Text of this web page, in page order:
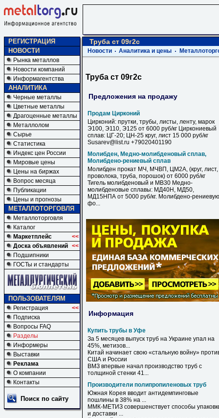
РЕГИСТРАЦИЯ
НОВОСТИ
Рынка металлов
Новости компаний
Информагентства
АНАЛИТИКА
Черные металлы
Цветные металлы
Драгоценные металлы
Металлолом
Сырье
Статистика
Индекс цен России
Мировые цены
Цены на биржах
Вопрос месяца
Публикации
Цены и прогнозы
МЕТАЛЛОТОРГОВЛЯ
Металлоторговля
Каталог
Маркетплейс
<<
Доска объявлений <<
Подшипники
ГОСТы и стандарты
ПОЛЬЗОВАТЕЛЯМ
Регистрация
<<
Подписка
Вопросы FAQ
Разделы
Информеры
Выставки
Реклама
О компании
Контакты
Поиск по сайту
Труба ст 09г2с
Новости Аналитика и цены
Труба ст 09г2с
Предложения на продажу
Продам Цирконий
Цирконий: прутки, трубы, листы, ленту, марок
Э100, Э110, Э125 от 6000 руб/кг Циркониевый
сплав: ЦГ-20; ЦН-25 круг, лист 15 000 руб/кг
Susarev@list.ru +79020401190
Молибден, Медно-молибденовый сплав,
Молибдено-рениевый сплав
Молибден прокат МЧ, МЧВП, ЦМ2А, (круг, лист,
проволока, труба, порошок) от 6000 руб/кг
Тигель молибденовый и МВ30 Медно-
молибденовые сплавы: МД40Н, МД50,
МД15НПА от 5000 руб/кг. Молибдено-рениевую
фо...
Информация
Купить трубы в Уфе
За 5 месяцев выпуск труб на Украине упал на
45%, метизов...
Китай начинает свою «стальную войну»
США и России
ВМЗ впервые начал производство труб с
толщиной стенки 41...
Производители полипропиленовых труб
Южная Корея вводит антидемпинговые
пошлины в 38% на ...
ММК-МЕТИЗ совершенствует способы
и доставки ...